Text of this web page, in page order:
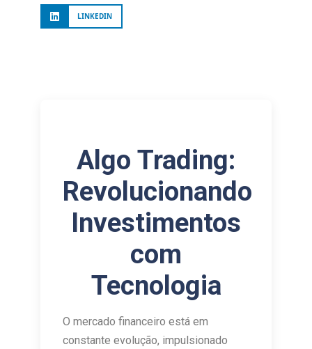
LINKEDIN
Algo Trading:
Revolucionando
Investimentos
com
Tecnologia
O mercado financeiro está em
constante evolução, impulsionado